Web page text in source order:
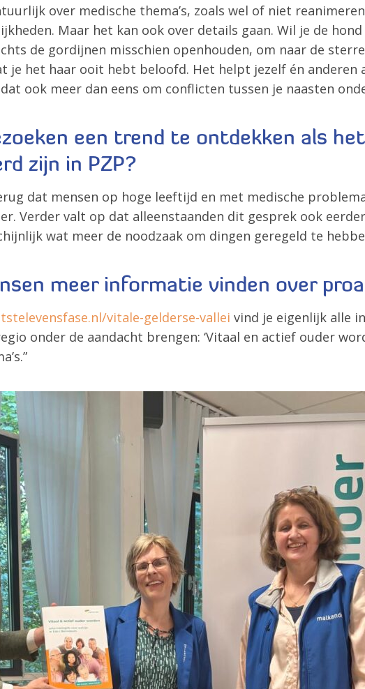
over medische thema’s, zoals wel of niet
Maar het kan ook over details gaan. Wil je de
de gordijnen misschien openhouden, om naar de
je het haar ooit hebt beloofd. Het helpt jezelf én anderen
ook meer dan eens om conflicten tussen je naasten
een trend te ontdekken als
zijn in PZP?
dat mensen op hoge leeftijd en met medische
Verder valt op dat alleenstaanden dit gesprek ook
wat meer de noodzaak om dingen geregeld te
meer informatie vinden over
vitale-gelderse-vallei vind je eigenlijk alle
onder de aandacht brengen: ‘Vitaal en actief ouder